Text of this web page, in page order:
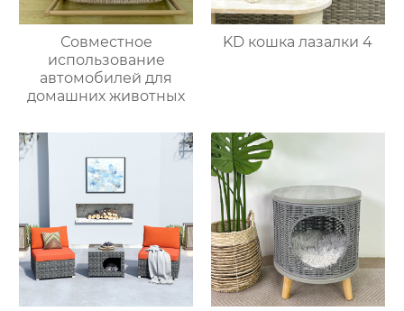
Совместное
использование
автомобилей для
домашних животных
KD кошка лазалки 4